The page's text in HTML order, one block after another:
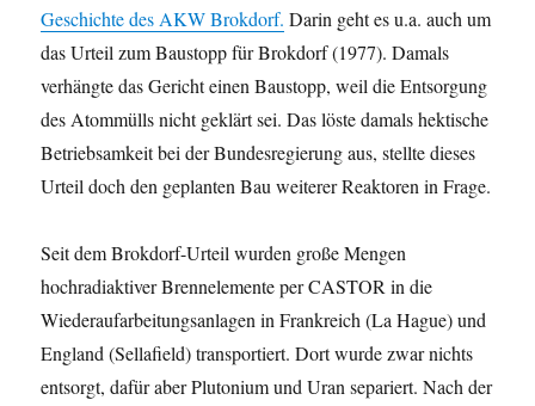
Geschichte des AKW Brokdorf. Darin geht es u.a. auch um
das Urteil zum Baustopp für Brokdorf (1977). Damals
verhängte das Gericht einen Baustopp, weil die Entsorgung
des Atommülls nicht geklärt sei. Das löste damals hektische
Betriebsamkeit bei der Bundesregierung aus, stellte dieses
Urteil doch den geplanten Bau weiterer Reaktoren in Frage.
Seit dem Brokdorf-Urteil wurden große Mengen
hochradiaktiver Brennelemente per CASTOR in die
Wiederaufarbeitungsanlagen in Frankreich (La Hague) und
England (Sellafield) transportiert. Dort wurde zwar nichts
entsorgt, dafür aber Plutonium und Uran separiert. Nach der